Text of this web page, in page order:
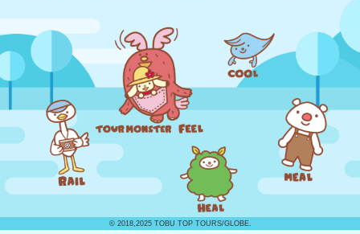
© 2018,2025 TOBU TOP TOURS/GLOBE.